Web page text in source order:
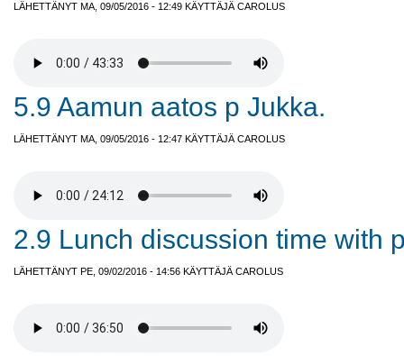
LÄHETTÄNYT MA, 09/05/2016 - 12:49 KÄYTTÄJÄ CAROLUS
5.9 Aamun aatos p Jukka.
LÄHETTÄNYT MA, 09/05/2016 - 12:47 KÄYTTÄJÄ CAROLUS
2.9 Lunch discussion time with
LÄHETTÄNYT PE, 09/02/2016 - 14:56 KÄYTTÄJÄ CAROLUS